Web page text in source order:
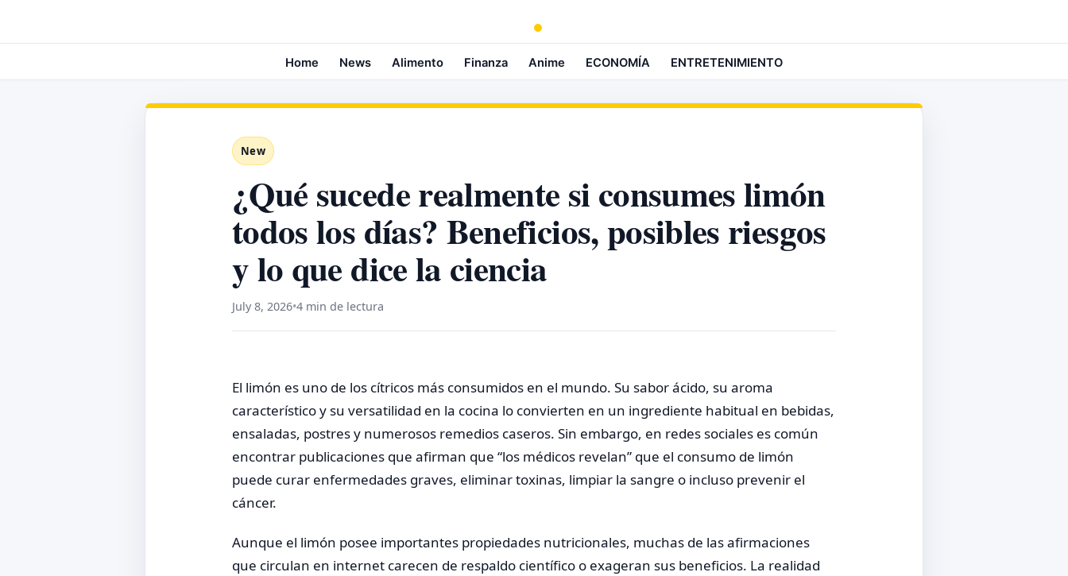
Home News Alimento Finanza Anime ECONOMÍA ENTRETENIMIENTO
New
¿Qué sucede realmente si consumes limón
todos los días? Beneficios, posibles riesgos
y lo que dice la ciencia
July 8, 2026•4 min de lectura
El limón es uno de los cítricos más consumidos en el mundo. Su sabor ácido, su aroma
característico y su versatilidad en la cocina lo convierten en un ingrediente habitual en bebidas,
ensaladas, postres y numerosos remedios caseros. Sin embargo, en redes sociales es común
encontrar publicaciones que afirman que “los médicos revelan” que el consumo de limón
puede curar enfermedades graves, eliminar toxinas, limpiar la sangre o incluso prevenir el
cáncer.
Aunque el limón posee importantes propiedades nutricionales, muchas de las afirmaciones
que circulan en internet carecen de respaldo científico o exageran sus beneficios. La realidad